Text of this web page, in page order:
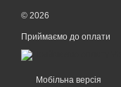
© 2026
Приймаємо до оплати
Мобільна версія